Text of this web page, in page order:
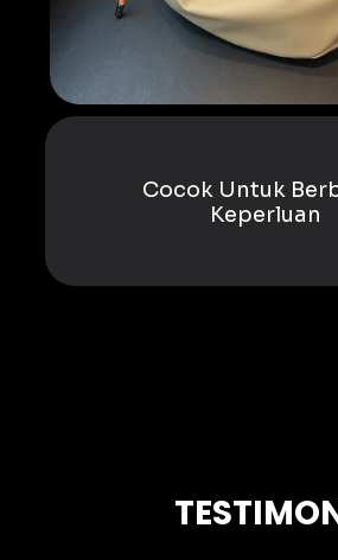
Cocok Untuk
Keperluan